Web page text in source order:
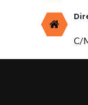
ALUMINIO
C/